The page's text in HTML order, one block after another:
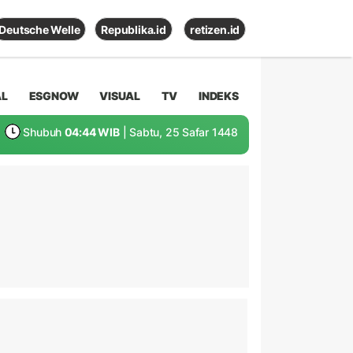
Deutsche Welle Republika.id retizen.id
ESGNOW VISUAL TV INDEKS
Shubuh 04:44 WIB | Sabtu, 25 Safar 1448